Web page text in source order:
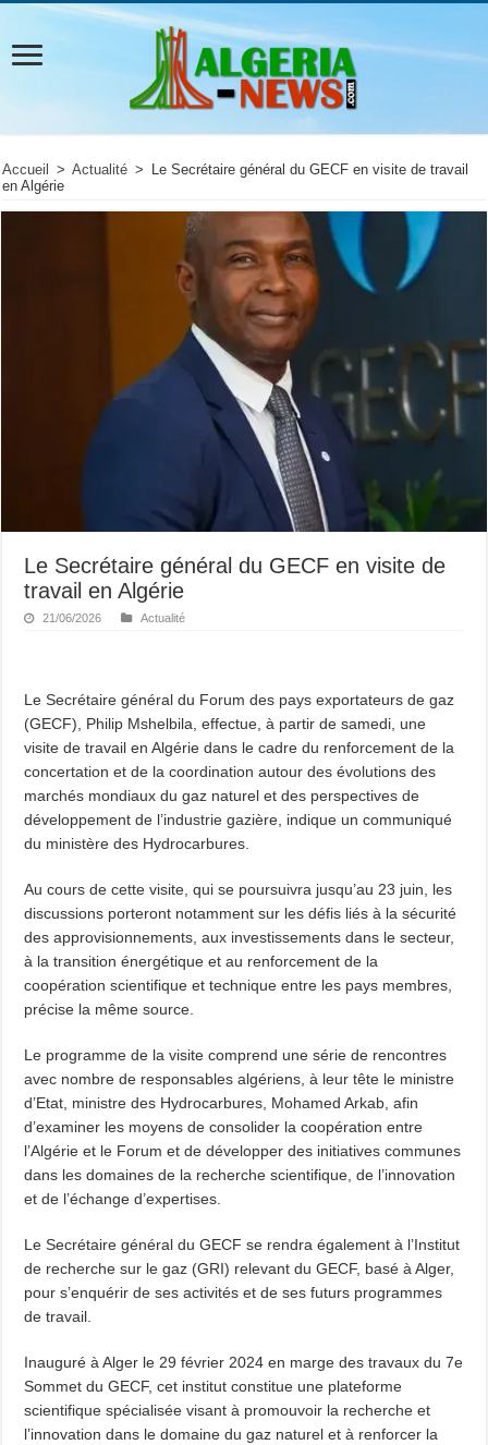
Accueil > Actualité >
Le Secrétaire général du GECF en visite de travail
en Algérie
Le Secrétaire général du GECF en visite de
travail en Algérie
21/06/2026 Actualité
Le Secrétaire général du Forum des pays exportateurs de gaz
(GECF), Philip Mshelbila, effectue, à partir de samedi, une
visite de travail en Algérie dans le cadre du renforcement de la
concertation et de la coordination autour des évolutions des
marchés mondiaux du gaz naturel et des perspectives de
développement de l’industrie gazière, indique un communiqué
du ministère des Hydrocarbures.
Au cours de cette visite, qui se poursuivra jusqu’au 23 juin, les
discussions porteront notamment sur les défis liés à la sécurité
des approvisionnements, aux investissements dans le secteur,
à la transition énergétique et au renforcement de la
coopération scientifique et technique entre les pays membres,
précise la même source.
Le programme de la visite comprend une série de rencontres
avec nombre de responsables algériens, à leur tête le ministre
d’Etat, ministre des Hydrocarbures, Mohamed Arkab, afin
d’examiner les moyens de consolider la coopération entre
l’Algérie et le Forum et de développer des initiatives communes
dans les domaines de la recherche scientifique, de l’innovation
et de l’échange d’expertises.
Le Secrétaire général du GECF se rendra également à l’Institut
de recherche sur le gaz (GRI) relevant du GECF, basé à Alger,
pour s’enquérir de ses activités et de ses futurs programmes
de travail.
Inauguré à Alger le 29 février 2024 en marge des travaux du 7e
Sommet du GECF, cet institut constitue une plateforme
scientifique spécialisée visant à promouvoir la recherche et
l’innovation dans le domaine du gaz naturel et à renforcer la